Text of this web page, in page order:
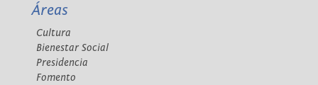
Áreas
Cultura
Bienestar Social
Presidencia
Fomento